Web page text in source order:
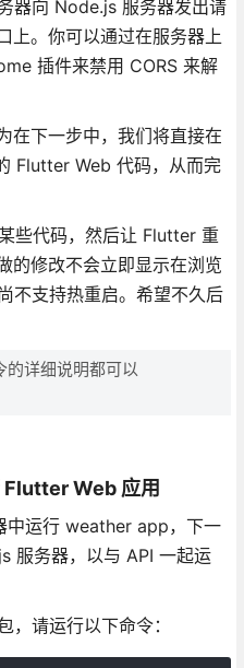
器向 Node.js 服务器发出请
上。你可以通过在服务器上
插件来禁用 CORS 来解
在下一步中，我们将直接在
Flutter Web 代码，从而完
些代码，然后让 Flutter 重
的修改不会立即显示在浏览
不支持热重启。希望不久后
详细说明都可以
Web 应用
中运行 weather app，下一
服务器，以与 API 一起运
请运行以下命令：